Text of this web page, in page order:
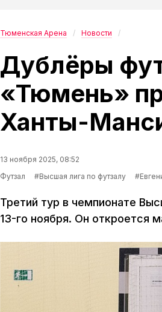
Тюменская Арена Новости
Дублёры
«Тюмень»
Ханты-
13 ноября 2025, 08:52
Футзал
#Высшая лига по футзалу
Третий тур в чемпионате
13-го ноября. Он откроется